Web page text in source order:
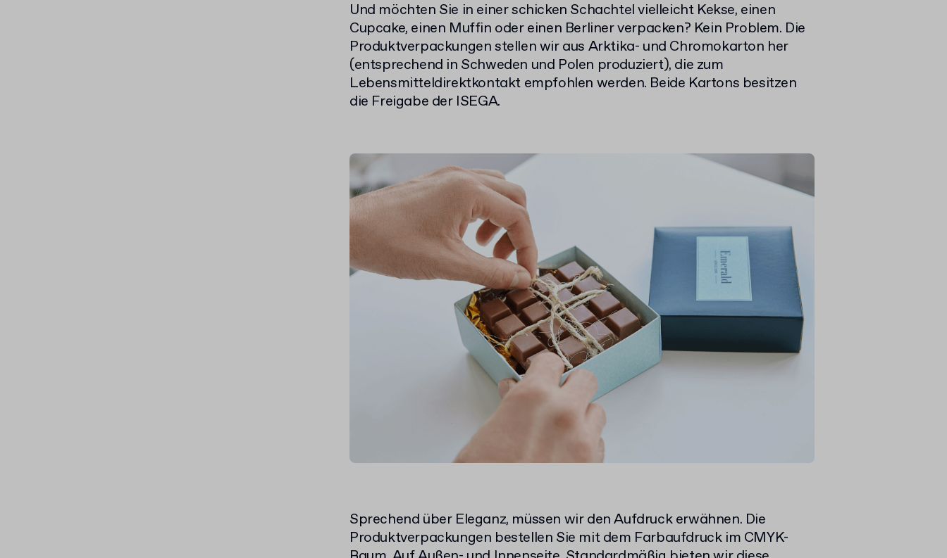
Und möchten Sie in einer schicken Schachtel vielleicht Kekse, einen
Cupcake, einen Muffin oder einen Berliner verpacken? Kein Problem. Die
Produktverpackungen stellen wir aus Arktika- und Chromokarton her
(entsprechend in Schweden und Polen produziert), die zum
Lebensmitteldirektkontakt empfohlen werden. Beide Kartons besitzen
die Freigabe der ISEGA.
Sprechend über Eleganz, müssen wir den Aufdruck erwähnen. Die
Produktverpackungen bestellen Sie mit dem Farbaufdruck im CMYK-